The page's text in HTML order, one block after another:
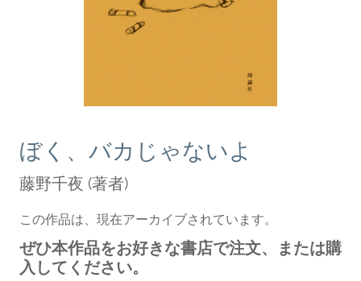
ぼく、バカじゃないよ
藤野千夜 (著者)
この作品は、現在アーカイブされています。
ぜひ本作品をお好きな書店で注文、または購
入してください。